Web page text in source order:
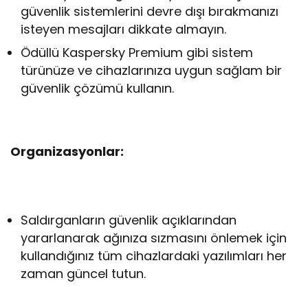
güvenlik sistemlerini devre dışı bırakmanızı
isteyen mesajları dikkate almayın.
Ödüllü Kaspersky Premium gibi sistem
türünüze ve cihazlarınıza uygun sağlam bir
güvenlik çözümü kullanın.
Organizasyonlar:
Saldırganların güvenlik açıklarından
yararlanarak ağınıza sızmasını önlemek için
kullandığınız tüm cihazlardaki yazılımları her
zaman güncel tutun.